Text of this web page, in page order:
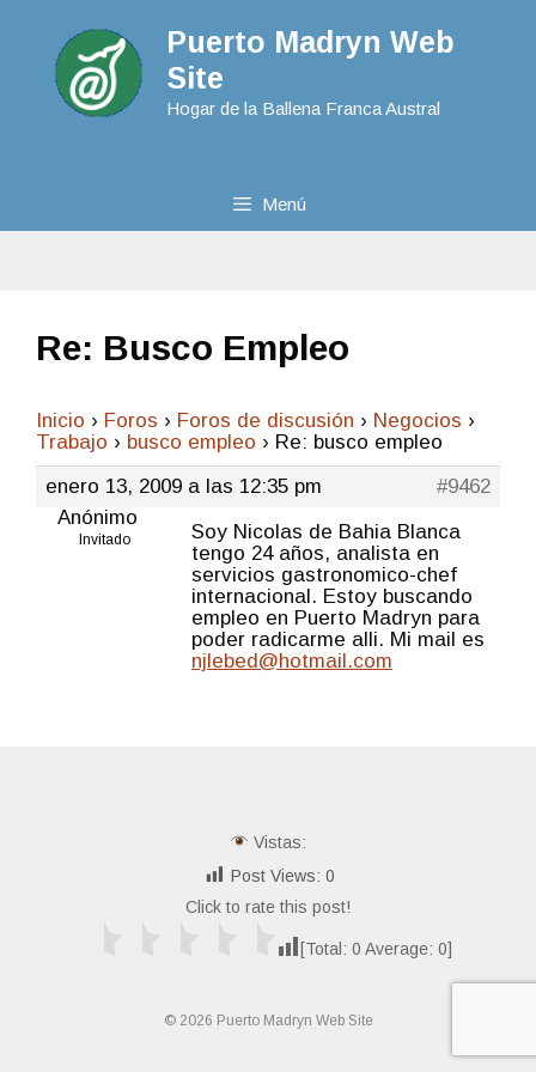
Puerto Madryn Web
Site
Hogar de la Ballena Franca Austral
Menú
Re: Busco Empleo
Inicio › Foros › Foros de discusión › Negocios ›
Trabajo › busco empleo › Re: busco empleo
enero 13, 2009 a las 12:35 pm
#9462
Anónimo
Invitado
Soy Nicolas de Bahia Blanca
tengo 24 años, analista en
servicios gastronomico-chef
internacional. Estoy buscando
empleo en Puerto Madryn para
poder radicarme alli. Mi mail es
njlebed@hotmail.com
Vistas:
Post Views: 0
Click to rate this post!
[Total: 0 Average: 0]
© 2026 Puerto Madryn Web Site